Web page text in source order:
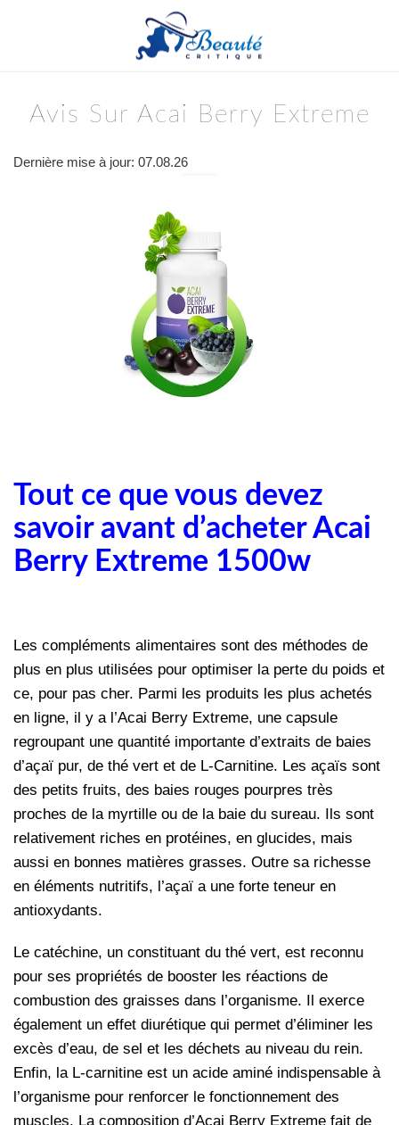
Avis Sur Acai Berry Extreme
Dernière mise à jour: 07.08.26
Tout ce que vous devez
savoir avant d’acheter Acai
Berry Extreme 1500w
Les compléments alimentaires sont des méthodes de
plus en plus utilisées pour optimiser la perte du poids et
ce, pour pas cher. Parmi les produits les plus achetés
en ligne, il y a l’Acai Berry Extreme, une capsule
regroupant une quantité importante d’extraits de baies
d’açaï pur, de thé vert et de L-Carnitine. Les açaïs sont
des petits fruits, des baies rouges pourpres très
proches de la myrtille ou de la baie du sureau. Ils sont
relativement riches en protéines, en glucides, mais
aussi en bonnes matières grasses. Outre sa richesse
en éléments nutritifs, l’açaï a une forte teneur en
antioxydants.
Le catéchine, un constituant du thé vert, est reconnu
pour ses propriétés de booster les réactions de
combustion des graisses dans l’organisme. Il exerce
également un effet diurétique qui permet d’éliminer les
excès d’eau, de sel et les déchets au niveau du rein.
Enfin, la L-carnitine est un acide aminé indispensable à
l’organisme pour renforcer le fonctionnement des
muscles. La composition d’Acai Berry Extreme fait de